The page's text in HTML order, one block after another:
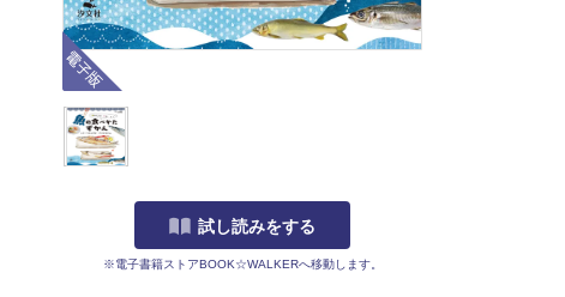
電子版
試し読みをする
※電子書籍ストアBOOK☆WALKERへ移動します。